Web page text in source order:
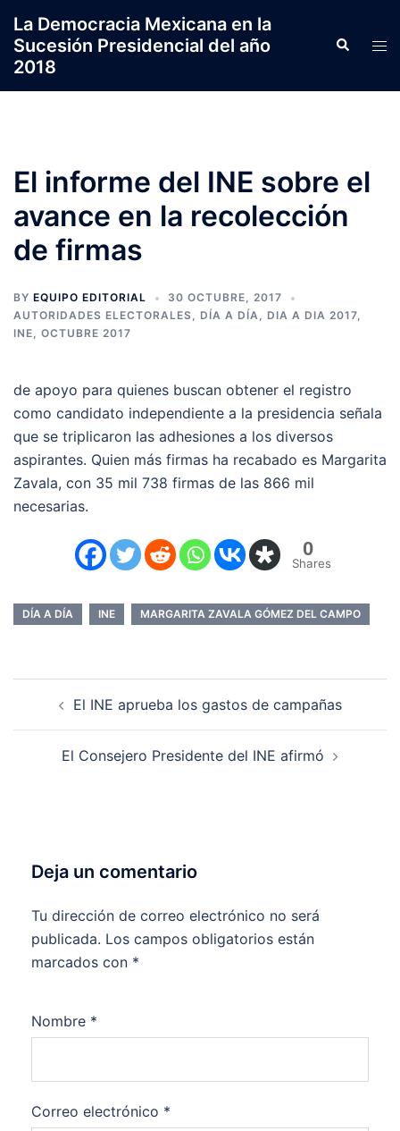
contenido
La Democracia Mexicana en la
Sucesión Presidencial del año
2018
Search
El informe del INE sobre el
avance en la recolección
de firmas
BY EQUIPO EDITORIAL
30 OCTUBRE, 2017
AUTORIDADES ELECTORALES, DÍA A DÍA, DIA A DIA 2017,
INE, OCTUBRE 2017
de apoyo para quienes buscan obtener el registro
como candidato independiente a la presidencia señala
que se triplicaron las adhesiones a los diversos
aspirantes. Quien más firmas ha recabado es Margarita
Zavala, con 35 mil 738 firmas de las 866 mil
necesarias.
0
Shares
DÍA A DÍA INE MARGARITA ZAVALA GÓMEZ DEL CAMPO
El INE aprueba los gastos de campañas
El Consejero Presidente del INE afirmó
Deja un comentario
Tu dirección de correo electrónico no será
publicada. Los campos obligatorios están
marcados con *
Nombre *
Correo electrónico *